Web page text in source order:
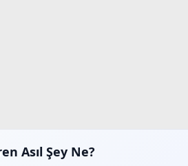
Asıl Şey Ne?